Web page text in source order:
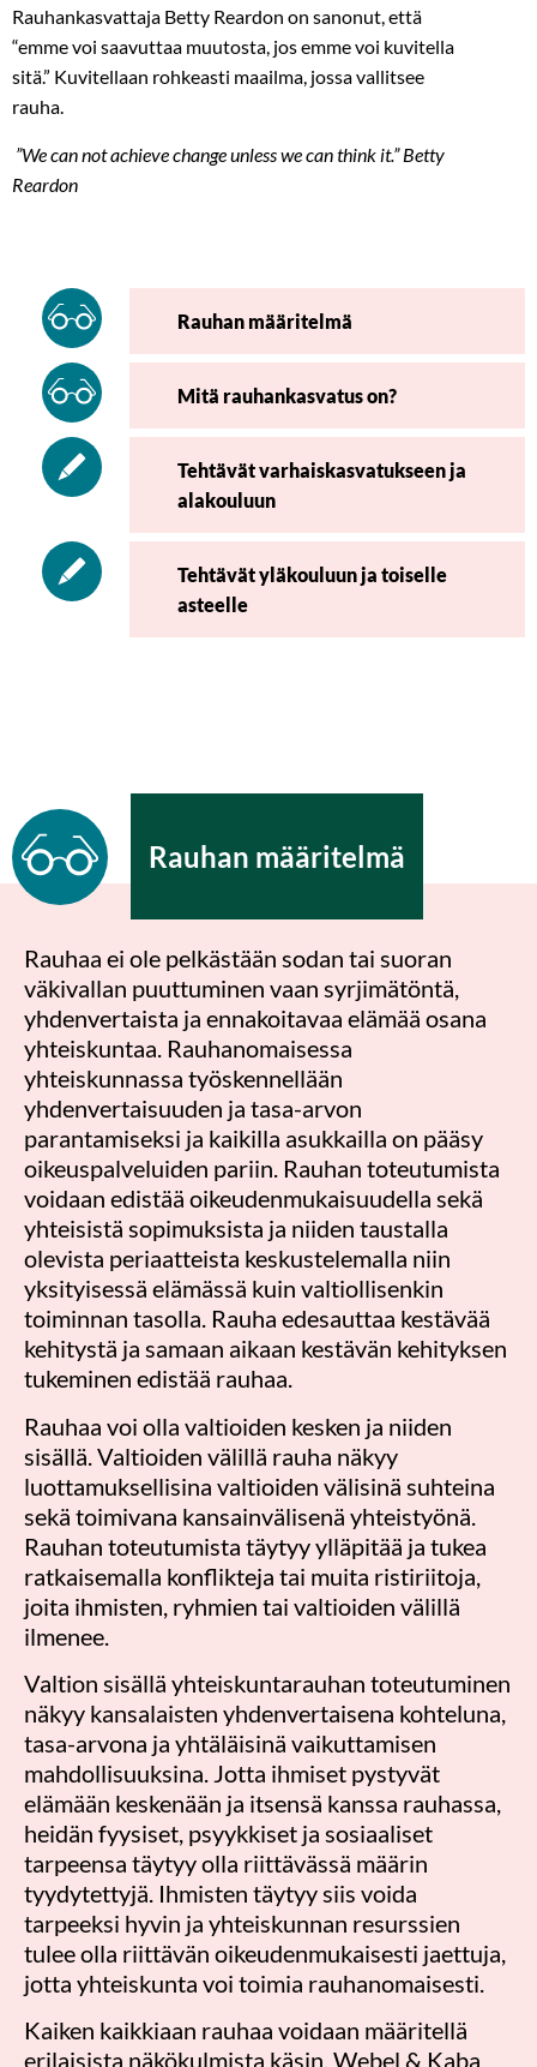
Rauhankasvattaja Betty Reardon on sanonut, että
“emme voi saavuttaa muutosta, jos emme voi kuvitella
sitä.” Kuvitellaan rohkeasti maailma, jossa vallitsee
rauha.
”We can not achieve change unless we can think it.” Betty
Reardon
Rauhan määritelmä
Mitä rauhankasvatus on?
Tehtävät varhais­kasvatukseen ja
alakouluun
Tehtävät yläkouluun ja toiselle
asteelle
Rauhan määritelmä
Rauhaa ei ole pelkästään sodan tai suoran
väkivallan puuttuminen vaan syrjimätöntä,
yhdenvertaista ja ennakoitavaa elämää osana
yhteiskuntaa. Rauhanomaisessa
yhteiskunnassa työskennellään
yhdenvertaisuuden ja tasa-arvon
parantamiseksi ja kaikilla asukkailla on pääsy
oikeuspalveluiden pariin. Rauhan toteutumista
voidaan edistää oikeudenmukaisuudella sekä
yhteisistä sopimuksista ja niiden taustalla
olevista periaatteista keskustelemalla niin
yksityisessä elämässä kuin valtiollisenkin
toiminnan tasolla. Rauha edesauttaa kestävää
kehitystä ja samaan aikaan kestävän kehityksen
tukeminen edistää rauhaa.
Rauhaa voi olla valtioiden kesken ja niiden
sisällä. Valtioiden välillä rauha näkyy
luottamuksellisina valtioiden välisinä suhteina
sekä toimivana kansainvälisenä yhteistyönä.
Rauhan toteutumista täytyy ylläpitää ja tukea
ratkaisemalla konflikteja tai muita ristiriitoja,
joita ihmisten, ryhmien tai valtioiden välillä
ilmenee.
Valtion sisällä yhteiskuntarauhan toteutuminen
näkyy kansalaisten yhdenvertaisena kohteluna,
tasa-arvona ja yhtäläisinä vaikuttamisen
mahdollisuuksina. Jotta ihmiset pystyvät
elämään keskenään ja itsensä kanssa rauhassa,
heidän fyysiset, psyykkiset ja sosiaaliset
tarpeensa täytyy olla riittävässä määrin
tyydytettyjä. Ihmisten täytyy siis voida
tarpeeksi hyvin ja yhteiskunnan resurssien
tulee olla riittävän oikeudenmukaisesti jaettuja,
jotta yhteiskunta voi toimia rauhanomaisesti.
Kaiken kaikkiaan rauhaa voidaan määritellä
erilaisista näkökulmista käsin. Webel & Kaba